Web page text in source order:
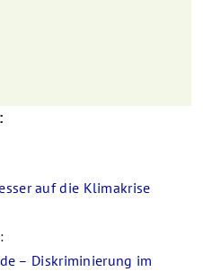
auf die Klimakrise
– Diskriminierung im